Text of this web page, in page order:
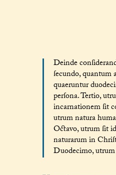
Deinde
ſecundo, quantum
quaeruntur
perſona. Tertio,
incarnationem ſit
utrum natura
Octavo, utrum ſit
naturarum in
Duodecimo,